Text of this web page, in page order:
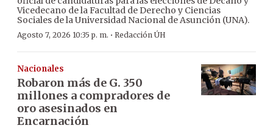
Vicedecano de la Facultad de Derecho y Ciencias
Sociales de la Universidad Nacional de Asunción (UNA).
Agosto 7, 2026 10:35 p. m. · Redacción ÚH
Nacionales
Robaron más de G. 350
millones a compradores de
oro asesinados en
Encarnación